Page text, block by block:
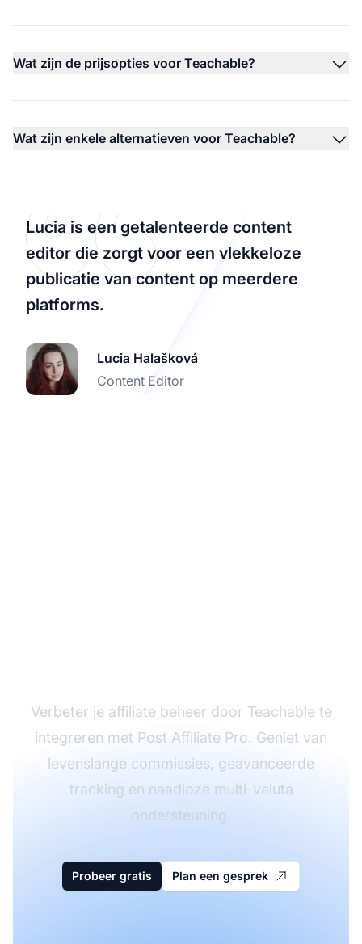
Wat zijn de prijsopties voor Teachable?
Wat zijn enkele alternatieven voor Teachable?
Lucia is een getalenteerde content
editor die zorgt voor een vlekkeloze
publicatie van content op meerdere
platforms.
Lucia Halašková
Content Editor
Verbeter je affiliate beheer door Teachable te
integreren met Post Affiliate Pro. Geniet van
levenslange commissies, geavanceerde
tracking en naadloze multi-valuta
ondersteuning.
Probeer gratis Plan een gesprek